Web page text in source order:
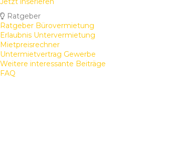
Ratgeber
Ratgeber Bürovermietung
Erlaubnis Untervermietung
Mietpreisrechner
Untermietvertrag Gewerbe
Weitere interessante Beiträge
FAQ